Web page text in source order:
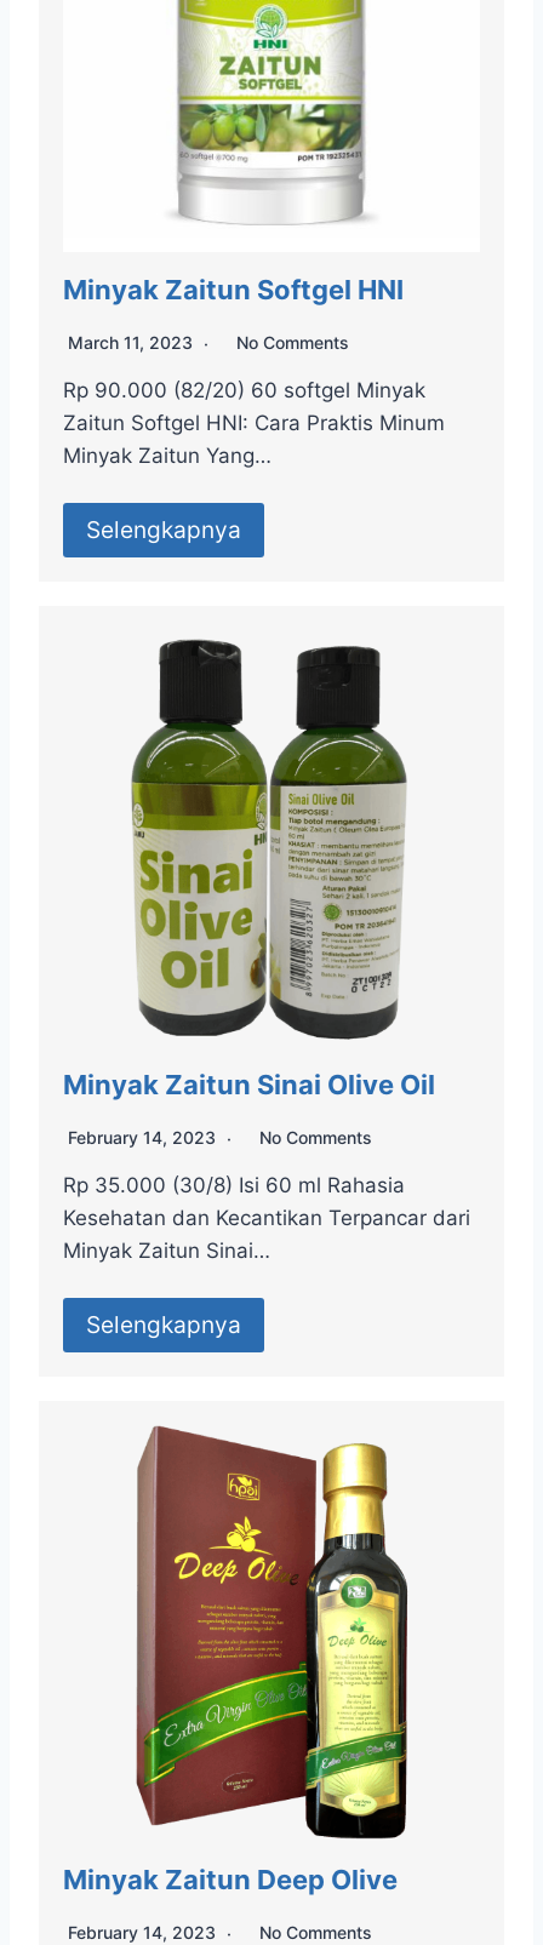
Minyak Zaitun Softgel HNI
March 11, 2023 No Comments
Rp 90.000 (82/20) 60 softgel Minyak
Zaitun Softgel HNI: Cara Praktis Minum
Minyak Zaitun Yang…
Selengkapnya
Minyak Zaitun Sinai Olive Oil
February 14, 2023 No Comments
Rp 35.000 (30/8) Isi 60 ml Rahasia
Kesehatan dan Kecantikan Terpancar dari
Minyak Zaitun Sinai…
Selengkapnya
Minyak Zaitun Deep Olive
February 14, 2023 No Comments